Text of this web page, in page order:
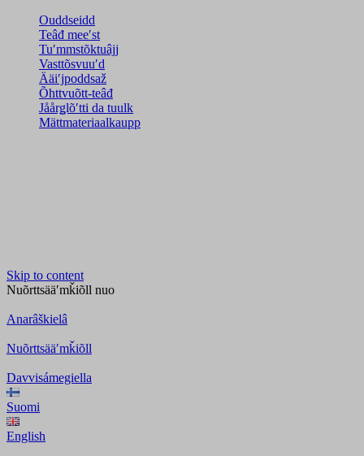
Ouddseidd
Teâđ meeʹst
Tuʹmmstõktuâjj
Vasttõsvuuʹd
Ääiʹjpoddsaž
Õhttvuõtt-teâđ
Jåårǥlõʹtti da tuulk
Mättmateriaalkaupp
Skip to content
Nuõrttsääʹmǩiõll nuo
Anarâškielâ
Nuõrttsääʹmǩiõll
Davvisámegiella
Suomi
English